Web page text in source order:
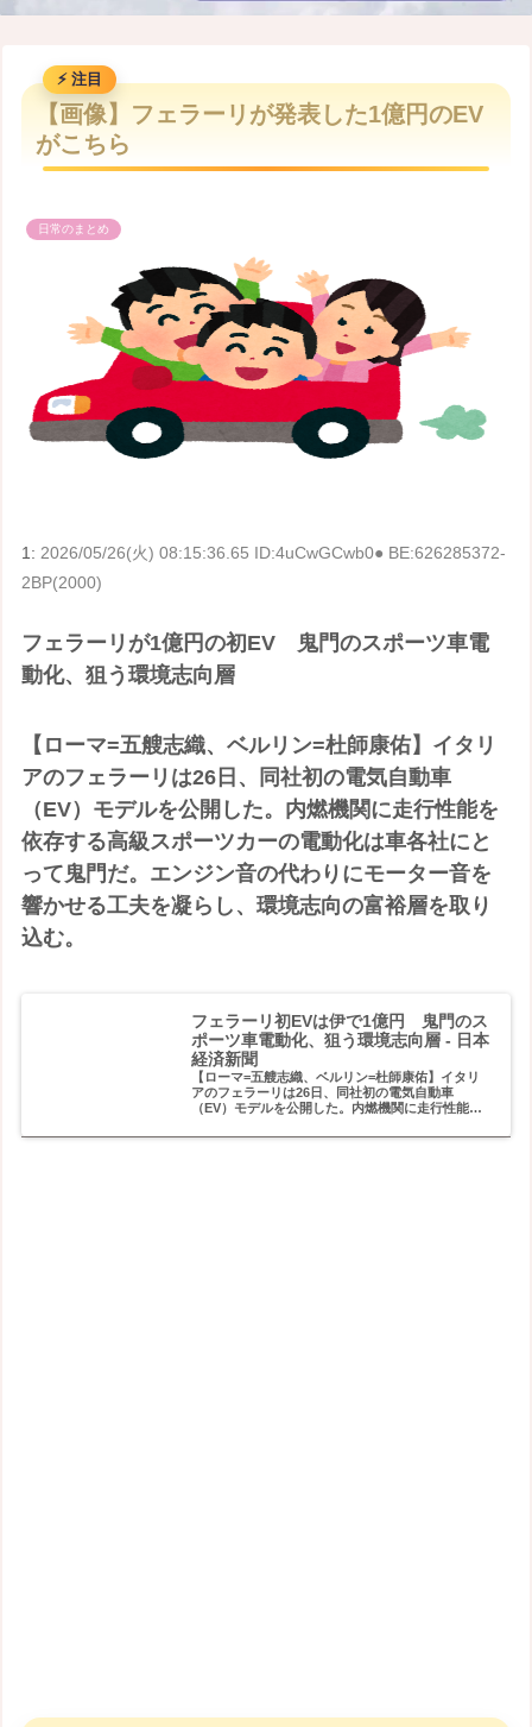
M
u
t
【画像】フェラーリが発表した1億円のEV
がこちら
日常のまとめ
1: 2026/05/26(火) 08:15:36.65 ID:4uCwGCwb0● BE:626285372-
2BP(2000)
フェラーリが1億円の初EV 鬼門のスポーツ車電
動化、狙う環境志向層
【ローマ=五艘志織、ベルリン=杜師康佑】イタリ
アのフェラーリは26日、同社初の電気自動車
（EV）モデルを公開した。内燃機関に走行性能を
依存する高級スポーツカーの電動化は車各社にと
って鬼門だ。エンジン音の代わりにモーター音を
響かせる工夫を凝らし、環境志向の富裕層を取り
込む。
フェラーリ初EVは伊で1億円 鬼門のス
ポーツ車電動化、狙う環境志向層 - 日本
経済新聞
【ローマ=五艘志織、ベルリン=杜師康佑】イタリ
アのフェラーリは26日、同社初の電気自動車
（EV）モデルを公開した。内燃機関に走行性能を
って鬼門だ。エンジン音の代わりにモーター音を